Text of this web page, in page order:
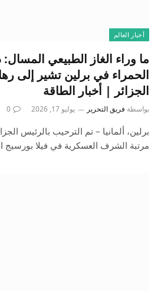
أخبار العالم
ما وراء الغاز الطبيعي
الحمراء في برلين تشير إلى
الجزائر | أخبار الطاقة
بواسطة فريق التحرير يوليو 17, 2026 0
برلين، ألمانيا – تم الترحيب بالرئيس
مرتبة الشرف العسكرية في فيلا بورسيج